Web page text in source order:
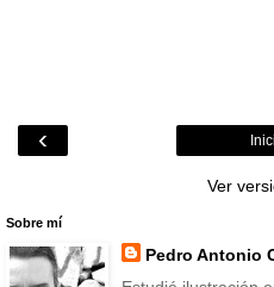
‹
Ver
Sobre mí
Pedro Antonio